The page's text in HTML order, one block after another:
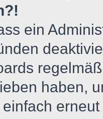
ein
haben,